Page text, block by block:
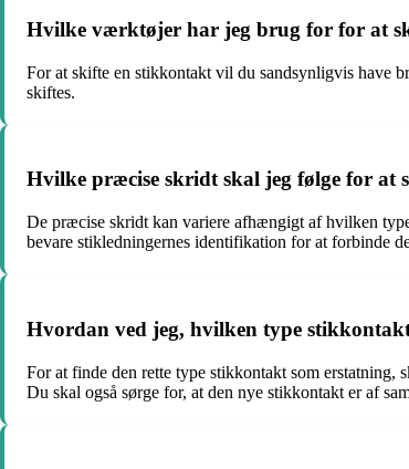
Hvilke værktøjer har jeg brug for for at
For at skifte en stikkontakt vil du sandsynligvis have
skiftes.
Hvilke præcise skridt skal jeg følge for at
De præcise skridt kan variere afhængigt af hvilken
bevare stikledningernes identifikation for at forbinde
Hvordan ved jeg, hvilken type
For at finde den rette type stikkontakt som erstatning,
Du skal også sørge for, at den nye stikkontakt er af